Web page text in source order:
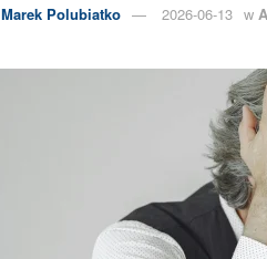
Marek Polubiatko 2026-06-13 w